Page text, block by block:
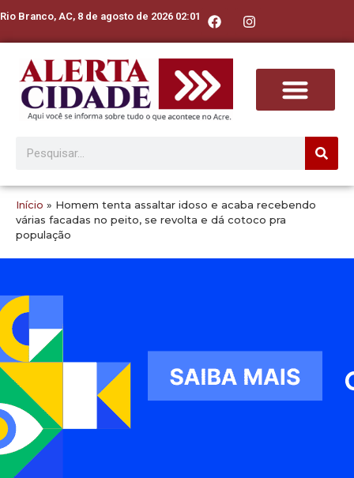
Rio Branco, AC, 8 de agosto de 2026 02:01
Início » Homem tenta assaltar idoso e acaba recebendo
várias facadas no peito, se revolta e dá cotoco pra
população